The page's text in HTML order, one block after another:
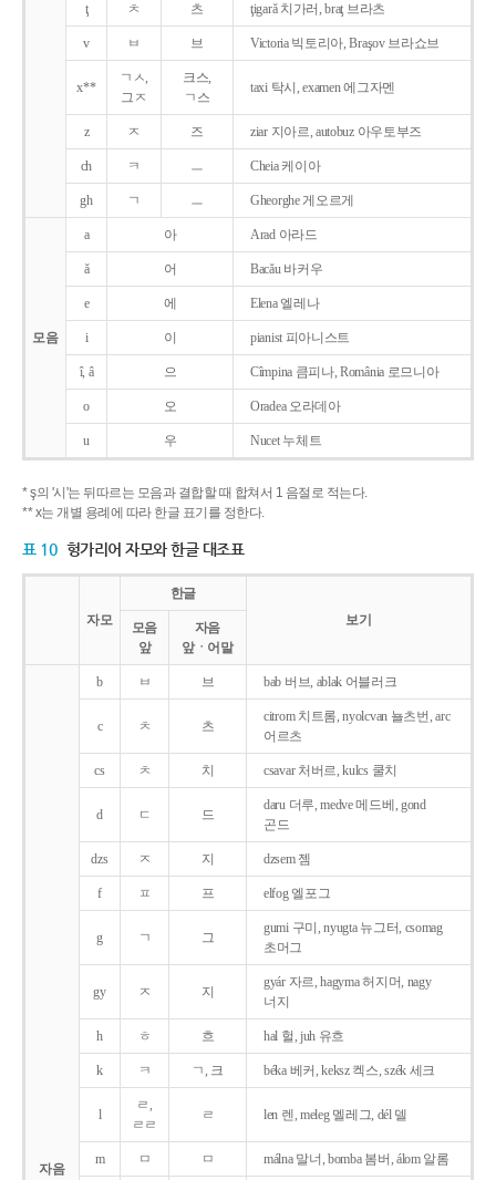
ţ ㅊ 츠 ţigarǎ 치가러, braţ 브라츠
v ㅂ 브 Victoria 빅토리아, Braşov 브라쇼브
x**
ㄱㅅ,
그ㅈ
크스,
ㄱ스
taxi 탁시, examen 에그자멘
z ㅈ 즈 ziar 지아르, autobuz 아우토부즈
ch ㅋ ㅡ Cheia 케이아
gh ㄱ ㅡ Gheorghe 게오르게
모음
a 아 Arad 아라드
ǎ 어 Bacǎu 바커우
e 에 Elena 엘레나
i 이 pianist 피아니스트
î, â 으 Cîmpina 큼피나, România 로므니아
o 오 Oradea 오라데아
u 우 Nucet 누체트
* ş의 '시'는 뒤따르는 모음과 결합할 때 합쳐서 1 음절로 적는다.
** x는 개별 용례에 따라 한글 표기를 정한다.
표 10 헝가리어 자모와 한글 대조표
자모
한글
보기
모음
앞
자음
앞ㆍ어말
자음
b ㅂ 브 bab 버브, ablak 어블러크
c ㅊ 츠
citrom 치트롬, nyolcvan 뇰츠번, arc
어르츠
cs ㅊ 치 csavar 처버르, kulcs 쿨치
d ㄷ 드
daru 더루, medve 메드베, gond
곤드
dzs ㅈ 지 dzsem 젬
f ㅍ 프 elfog 엘포그
g ㄱ 그
gumi 구미, nyugta 뉴그터, csomag
초머그
gy ㅈ 지
gyár 자르, hagyma 허지머, nagy
너지
h ㅎ 흐 hal 헐, juh 유흐
k ㅋ ㄱ, 크 béka 베커, keksz 켁스, szék 세크
l
ㄹ,
ㄹㄹ
ㄹ len 렌, meleg 멜레그, dél 델
m ㅁ ㅁ málna 말너, bomba 봄버, álom 알롬